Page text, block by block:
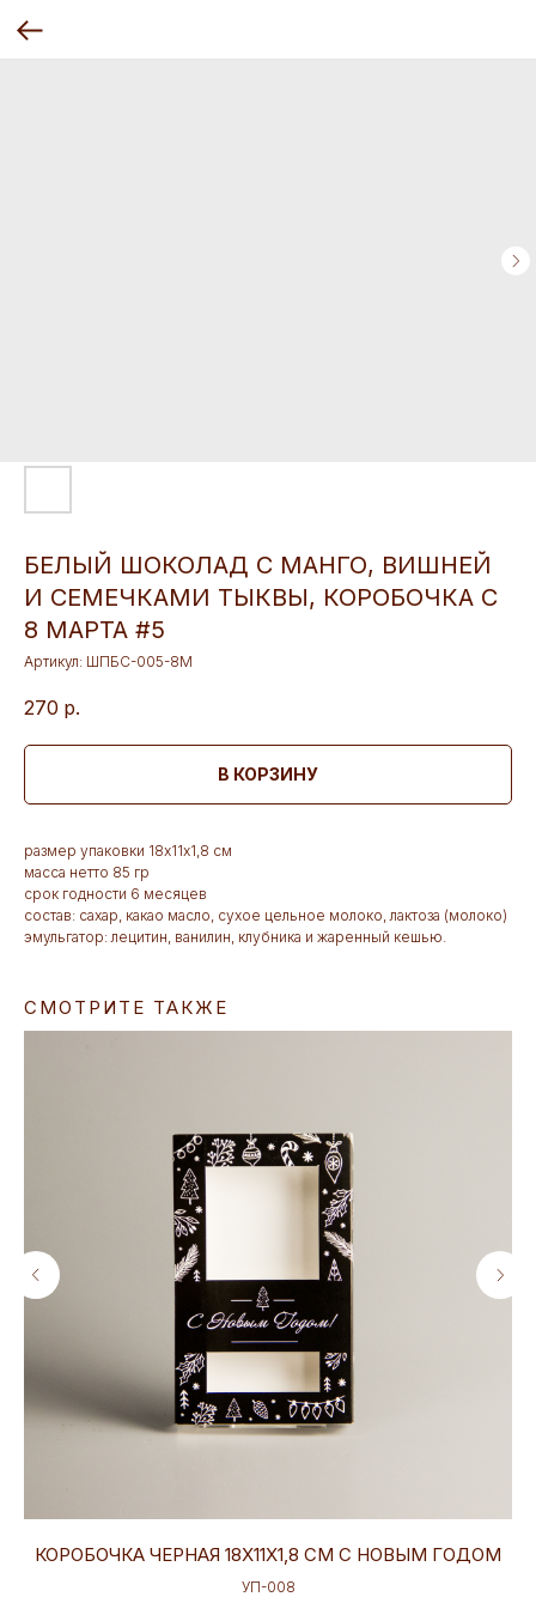
БЕЛЫЙ ШОКОЛАД С МАНГО, ВИШНЕЙ
И СЕМЕЧКАМИ ТЫКВЫ, КОРОБОЧКА С
8 МАРТА #5
Артикул: ШПБС-005-8М
270 р.
В КОРЗИНУ
размер упаковки 18х11х1,8 см
масса нетто 85 гр
срок годности 6 месяцев
состав: сахар, какао масло, сухое цельное молоко, лактоза (молоко)
эмульгатор: лецитин, ванилин, клубника и жаренный кешью.
СМОТРИТЕ ТАКЖЕ
КОРОБОЧКА ЧЕРНАЯ 18Х11Х1,8 СМ С НОВЫМ ГОДОМ
УП-008